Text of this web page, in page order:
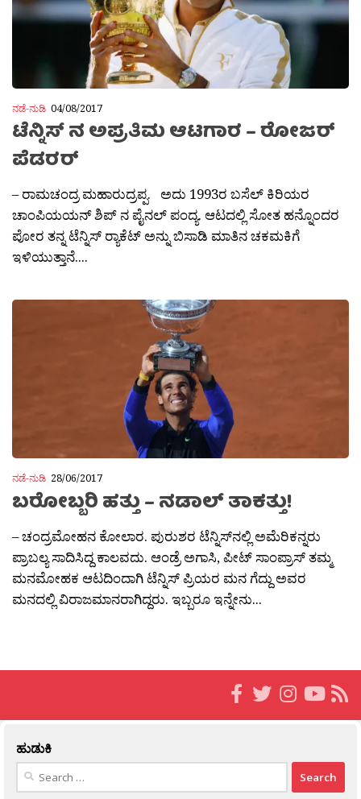
ನಡೆ-ನುಡಿ 04/08/2017
ಟೆನ್ನಿಸ್ ನ ಅಪ್ರತಿಮ ಆಟಗಾರ – ರೋಜರ್
ಪೆಡರರ್
– ರಾಮಚಂದ್ರ ಮಹಾರುದ್ರಪ್ಪ. ಅದು 1993ರ ಬಸೆಲ್ ಕಿರಿಯರ
ಚಾಂಪಿಯಯನ್ ಶಿಪ್ ನ ಪೈನಲ್ ಪಂದ್ಯ. ಆಟದಲ್ಲಿ ಸೋತ ಹನ್ನೊಂದರ
ಪೋರ ತನ್ನ ಟೆನ್ನಿಸ್ ರ‍್ಯಾಕೆಟ್ ಅನ್ನು ಬಿಸಾಡಿ ಮಾತಿನ ಚಕಮಕಿಗೆ
ಇಳಿಯುತ್ತಾನೆ....
ನಡೆ-ನುಡಿ 28/06/2017
ಬರೋಬ್ಬರಿ ಹತ್ತು – ನಡಾಲ್​ ತಾಕತ್ತು!
– ಚಂದ್ರಮೋಹನ ಕೋಲಾರ. ಪುರುಶರ ಟೆನ್ನಿಸ್​ನಲ್ಲಿ ಅಮೆರಿಕನ್ನರು
ಪ್ರಾಬಲ್ಯ ಸಾದಿಸಿದ್ದ ಕಾಲವದು. ಆಂಡ್ರೆ ಅಗಾಸಿ, ಪೀಟ್ ಸಾಂಪ್ರಾಸ್​ ತಮ್ಮ
ಮನಮೋಹಕ ಆಟದಿಂದಾಗಿ ಟೆನ್ನಿಸ್​ ಪ್ರಿಯರ ಮನ ಗೆದ್ದು ಅವರ
ಮನದಲ್ಲಿ ವಿರಾಜಮಾನರಾಗಿದ್ದರು. ಇಬ್ಬರೂ ಇನ್ನೇನು...
ಹುಡುಕಿ
Search